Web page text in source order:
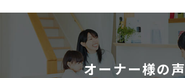
オーナー様の声